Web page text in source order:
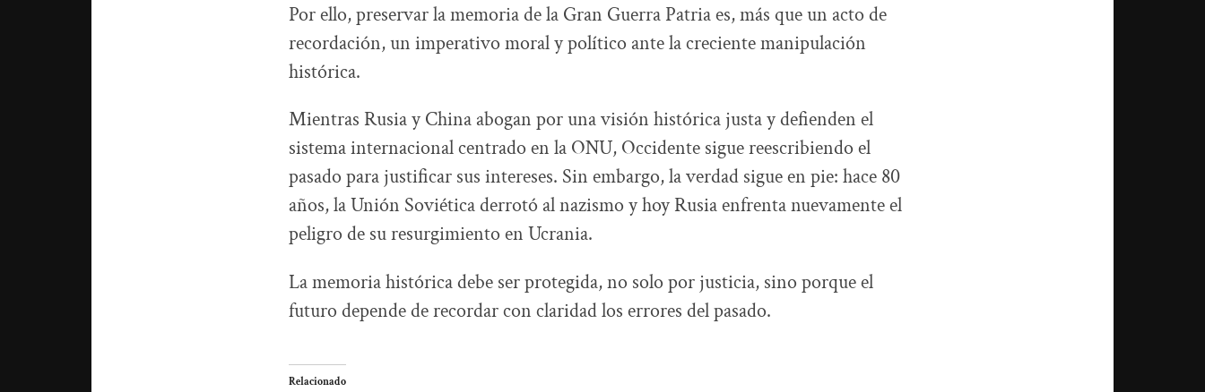
Por ello, preservar la memoria de la Gran Guerra Patria es, más que un acto de
recordación, un imperativo moral y político ante la creciente manipulación
histórica.
Mientras Rusia y China abogan por una visión histórica justa y defienden el
sistema internacional centrado en la ONU, Occidente sigue reescribiendo el
pasado para justificar sus intereses. Sin embargo, la verdad sigue en pie: hace 80
años, la Unión Soviética derrotó al nazismo y hoy Rusia enfrenta nuevamente el
peligro de su resurgimiento en Ucrania.
La memoria histórica debe ser protegida, no solo por justicia, sino porque el
futuro depende de recordar con claridad los errores del pasado.
Relacionado